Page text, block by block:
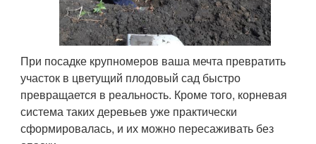
При посадке крупномеров ваша мечта превратить
участок в цветущий плодовый сад быстро
превращается в реальность. Кроме того, корневая
система таких деревьев уже практически
сформировалась, и их можно пересаживать без